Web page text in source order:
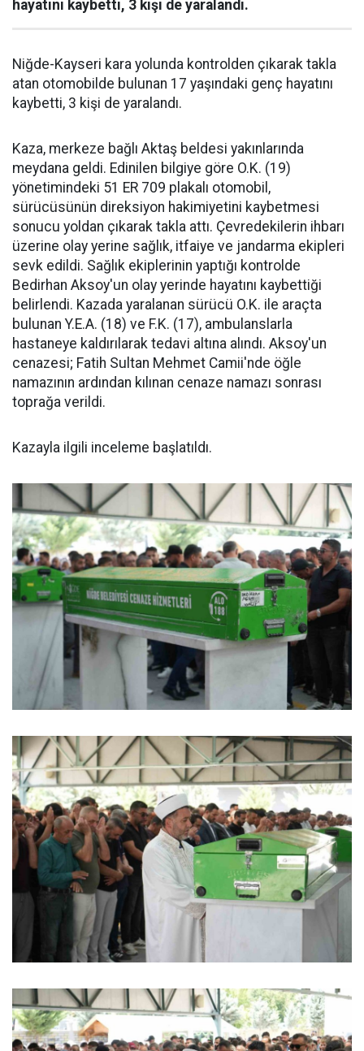
hayatını kaybetti, 3 kişi de yaralandı.
Niğde-Kayseri kara yolunda kontrolden çıkarak takla
atan otomobilde bulunan 17 yaşındaki genç hayatını
kaybetti, 3 kişi de yaralandı.
Kaza, merkeze bağlı Aktaş beldesi yakınlarında
meydana geldi. Edinilen bilgiye göre O.K. (19)
yönetimindeki 51 ER 709 plakalı otomobil,
sürücüsünün direksiyon hakimiyetini kaybetmesi
sonucu yoldan çıkarak takla attı. Çevredekilerin ihbarı
üzerine olay yerine sağlık, itfaiye ve jandarma ekipleri
sevk edildi. Sağlık ekiplerinin yaptığı kontrolde
Bedirhan Aksoy'un olay yerinde hayatını kaybettiği
belirlendi. Kazada yaralanan sürücü O.K. ile araçta
bulunan Y.E.A. (18) ve F.K. (17), ambulanslarla
hastaneye kaldırılarak tedavi altına alındı. Aksoy'un
cenazesi; Fatih Sultan Mehmet Camii'nde öğle
namazının ardından kılınan cenaze namazı sonrası
toprağa verildi.
Kazayla ilgili inceleme başlatıldı.